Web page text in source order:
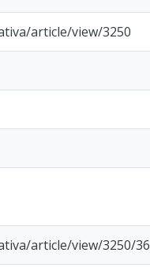
article/view/3250
article/view/3250/